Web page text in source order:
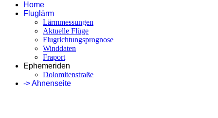
Home
Fluglärm
Lärmmessungen
Aktuelle Flüge
Flugrichtungsprognose
Winddaten
Fraport
Ephemeriden
Dolomitenstraße
-> Ahnenseite